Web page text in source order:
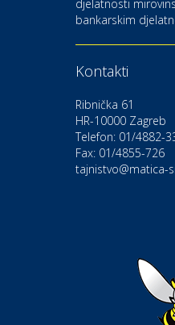
Kultura i edukacija
Kazalište
Moda i ljepota
Gastro
Hotel Bunčić
Izletište i
djelatnosti
bankarskim
Kontakti
Ribnička 61
HR-10000 Zagreb
Telefon: 01/4882-
Fax: 01/4855-726
tajnistvo@matica-